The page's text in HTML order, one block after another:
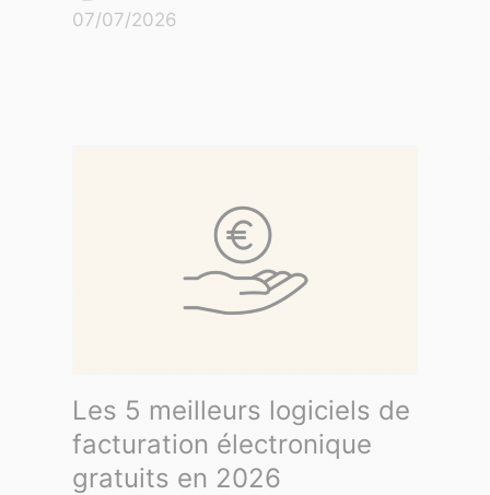
07/07/2026
Les 5 meilleurs logiciels de
facturation électronique
gratuits en 2026